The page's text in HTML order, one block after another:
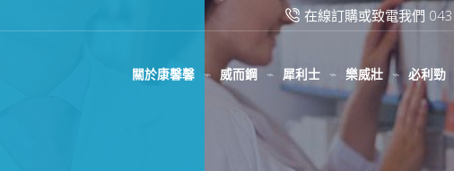
滿2000
關於康馨馨 威而鋼 犀利士 樂威壯 必利勁